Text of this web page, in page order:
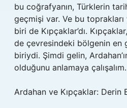
bu coğrafyanın, Türklerin
geçmişi var. Ve bu
biri de Kıpçaklar’dı.
de çevresindeki bölgenin en
biriydi. Şimdi gelin,
olduğunu anlamaya çalışalım.
Ardahan ve Kıpçaklar: Derin